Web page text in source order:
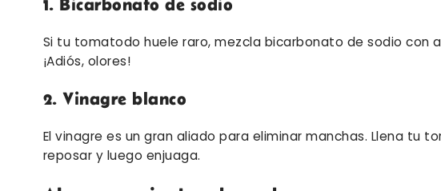
1. Bicarbonato de sodio
Si tu tomatodo huele raro, mezcla bicarbonato de sodio con
¡Adiós, olores!
2. Vinagre blanco
El vinagre es un gran aliado para eliminar manchas. Llena tu
reposar y luego enjuaga.